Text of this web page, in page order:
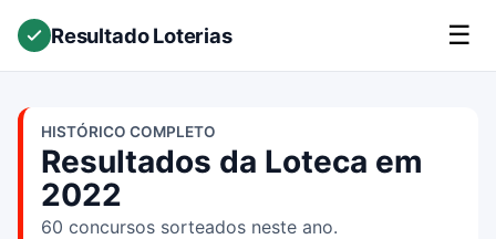
Resultado Loterias ☰
HISTÓRICO COMPLETO
Resultados da Loteca em
2022
60 concursos sorteados neste ano.